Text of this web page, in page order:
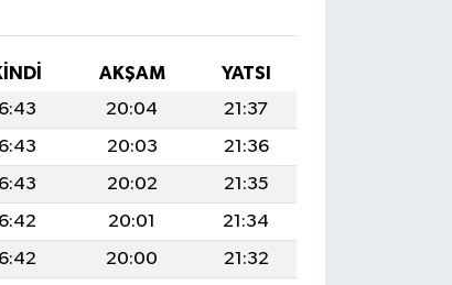
AKŞAM
YATSI
20:04
21:37
20:03
21:36
20:02
21:35
20:01
21:34
20:00
21:32